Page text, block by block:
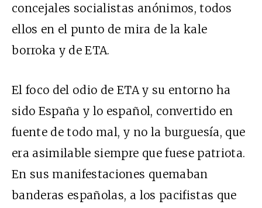
concejales socialistas anónimos, todos
ellos en el punto de mira de la kale
borroka y de ETA.
El foco del odio de ETA y su entorno ha
sido España y lo español, convertido en
fuente de todo mal, y no la burguesía, que
era asimilable siempre que fuese patriota.
En sus manifestaciones quemaban
banderas españolas, a los pacifistas que